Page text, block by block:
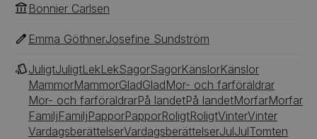
Bonnier Carlsen
Emma GöthnerJosefine Sundström
JuligtJuligtLekLekSagorSagorKänslorKänslor
MammorMammorGladGladMor- och farföräldrar
Mor- och farföräldrarPå landetPå landetMorfarMorfar
FamiljFamiljPapporPapporRoligtRoligtVinterVinter
VardagsberättelserVardagsberättelserJulJulTomten